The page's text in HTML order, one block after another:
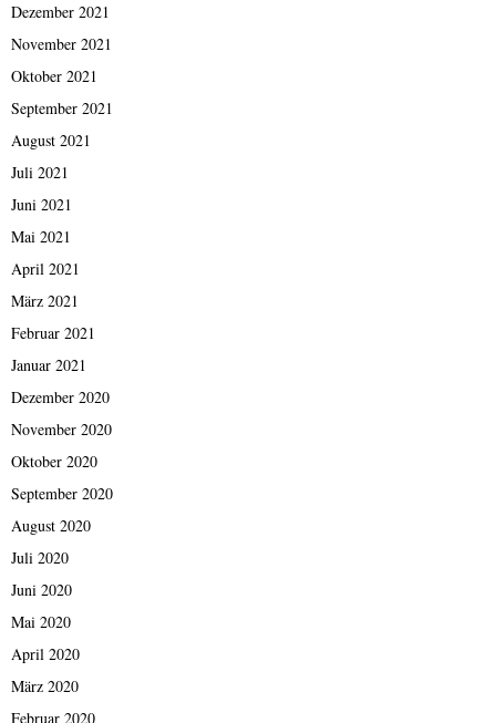
Dezember 2021
November 2021
Oktober 2021
September 2021
August 2021
Juli 2021
Juni 2021
Mai 2021
April 2021
März 2021
Februar 2021
Januar 2021
Dezember 2020
November 2020
Oktober 2020
September 2020
August 2020
Juli 2020
Juni 2020
Mai 2020
April 2020
März 2020
Februar 2020